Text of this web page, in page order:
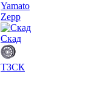
Yamato
Zepp
Скад
ТЗСК